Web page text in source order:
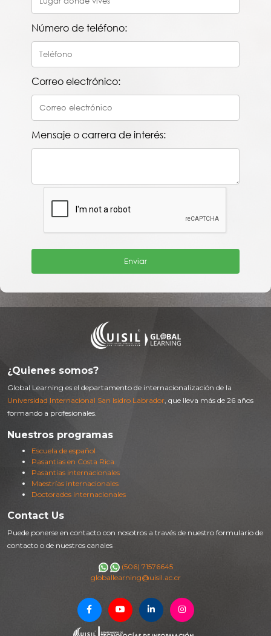
¿Quienes somos?
Global Learning es el departamento de internacionalización de la
Universidad Internacional San Isidro Labrador , que lleva más de 26 años
formando a profesionales.
Nuestros programas
Escuela de español
Pasantias en Costa Rica
Pasantias internacionales
Maestrías internacionales
Doctorados internacionales
Contact Us
Puede ponerse en contacto con nosotros a través de nuestro formulario de
contacto o de nuestros canales
(506) 71576645
globallearning@uisil.ac.cr